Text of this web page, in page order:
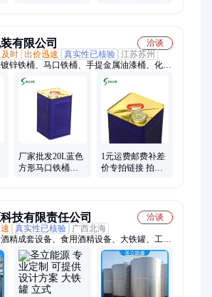
有限公司
洽谈
及时 出价迅速 真实性已核验 江苏苏州
锌铁桶、马口铁桶、手提金属油漆桶、化工
篮化工桶、铁皮油漆包装桶
厂家批发20L蓝色
方形马口铁桶铁
1元运费邮费补差
价专拍链接 拍前
技有限责任公司
洽谈
真实性已核验
广西北海
精成套设备、食用酒精设备、大铁罐、工业
精设备、乙醇酒精设备、无水酒精生产设备、